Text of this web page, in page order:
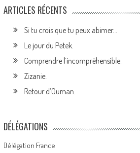
ARTICLES RÉCENTS
Si tu crois que tu peux abimer…
Le jour du Petek.
Comprendre l’incompréhensible.
Zizanie.
Retour d’Ouman.
DÉLÉGATIONS
Délégation France